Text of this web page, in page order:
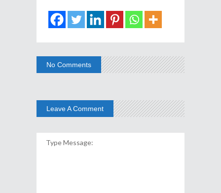
No Comments
Leave A Comment